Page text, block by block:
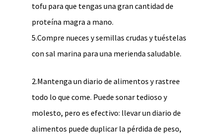
tofu para que tengas una gran cantidad de
proteína magra a mano.
5.Compre nueces y semillas crudas y tuéstelas
con sal marina para una merienda saludable.
2.Mantenga un diario de alimentos y rastree
todo lo que come. Puede sonar tedioso y
molesto, pero es efectivo: llevar un diario de
alimentos puede duplicar la pérdida de peso,